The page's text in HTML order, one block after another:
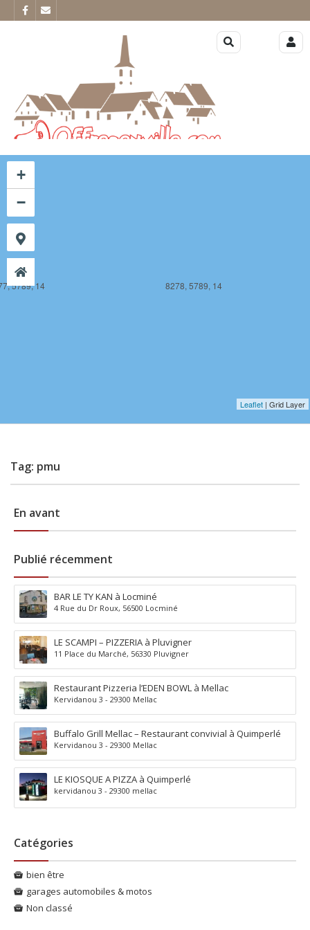
5788, 14 8278, 5788, 14
5789, 14 8278, 5789, 14
+
−
Leaflet | Grid Layer
Tag: pmu
En avant
Publié récemment
BAR LE TY KAN à Locminé
4 Rue du Dr Roux, 56500 Locminé
LE SCAMPI – PIZZERIA à Pluvigner
11 Place du Marché, 56330 Pluvigner
Restaurant Pizzeria l’EDEN BOWL à Mellac
Kervidanou 3 - 29300 Mellac
Buffalo Grill Mellac – Restaurant convivial à Quimperlé
Kervidanou 3 - 29300 Mellac
LE KIOSQUE A PIZZA à Quimperlé
kervidanou 3 - 29300 mellac
Catégories
bien être
garages automobiles & motos
Non classé